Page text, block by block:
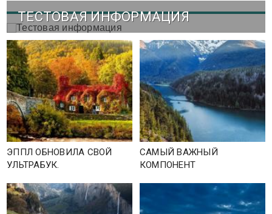
ТЕСТОВАЯ ИНФОРМАЦИЯ
ЭППЛ ОБНОВИЛА СВОЙ
УЛЬТРАБУК.
САМЫЙ ВАЖНЫЙ
КОМПОНЕНТ